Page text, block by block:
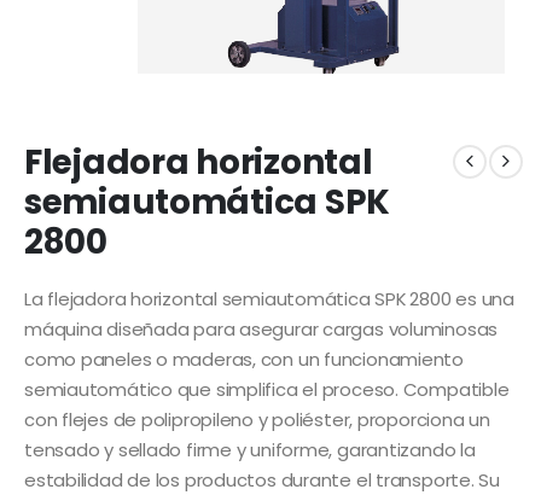
Flejadora horizontal
semiautomática SPK
2800
La flejadora horizontal semiautomática SPK 2800 es una
máquina diseñada para asegurar cargas voluminosas
como paneles o maderas, con un funcionamiento
semiautomático que simplifica el proceso. Compatible
con flejes de polipropileno y poliéster, proporciona un
tensado y sellado firme y uniforme, garantizando la
estabilidad de los productos durante el transporte. Su